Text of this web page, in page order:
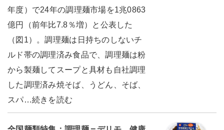
年度）で24年の調理麺市場を1兆0863
億円（前年比7.8％増）と公表した
（図1）。調理麺は日持ちのしないチ
ルド帯の調理済み食品で、調理麺は粉
から製麺してスープと具材も自社調理
した調理済み焼そば、うどん、そば、
スパ…続きを読む